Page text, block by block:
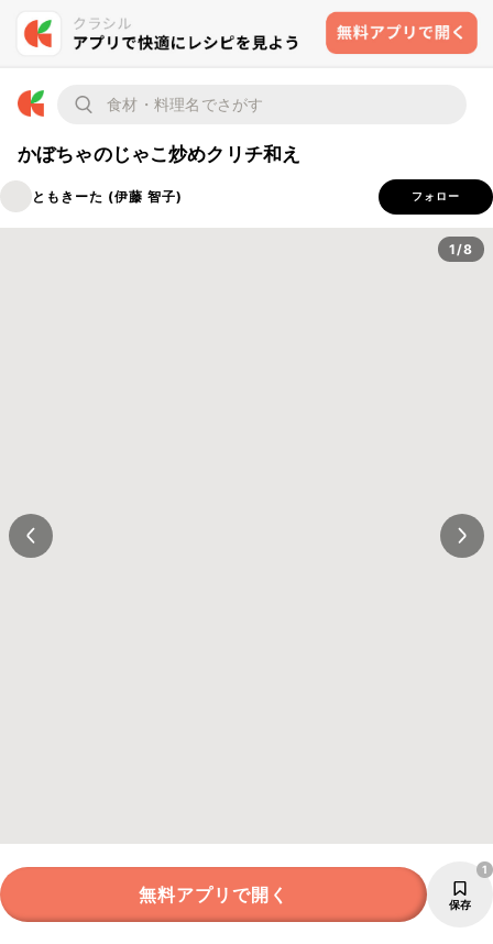
かぼちゃのじゃこ炒めクリチ和え
ともきーた (伊藤 智子) フォロー
1/8
無料アプリで開く 保存
1